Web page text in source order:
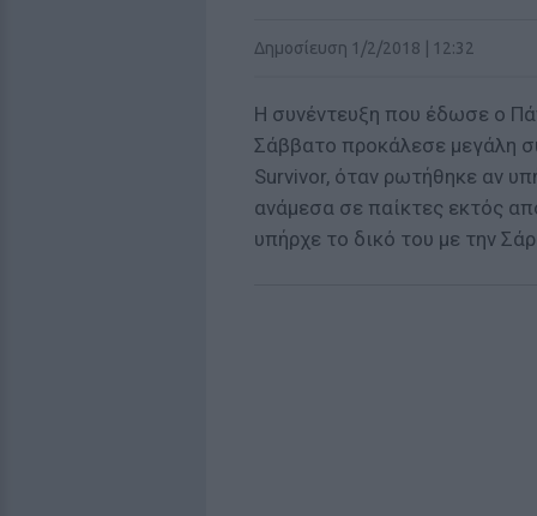
Δημοσίευση 1/2/2018 | 12:32
Η συνέντευξη που έδωσε ο
Σάββατο προκάλεσε μεγάλη
Survivor, όταν ρωτήθηκε αν
ανάμεσα σε παίκτες εκτός
υπήρχε το δικό του με την